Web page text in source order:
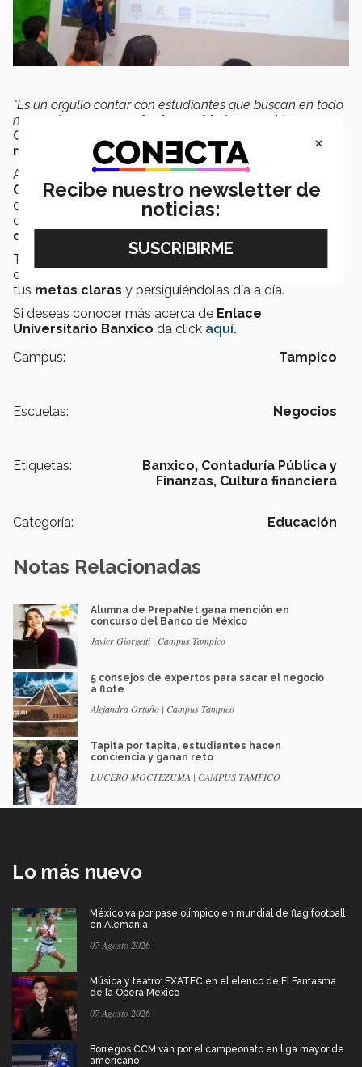
"Es un orgullo contar con estudiantes que buscan en todo
momento ser un
agente de cambio. " , comentó para
CONECTA
negocios.
Al inicio la frustración fue lo que más afectó a
Guadalupe,pero a pesar de ello siguió hasta
convertirse en una participante destacada e incluso
colaborar para un artículo de la revista
de Banxico.
Tú también puedes ser un factor de cambio
comunidad con acciones como estas, manteniendo
tus metas claras y persiguiéndolas día a día.
Si deseas conocer más acerca de Enlace
Universitario Banxico da click aquí.
Campus:
Tampico
Escuelas: Negocios
Etiquetas: Banxico, Contaduría Pública y
Finanzas, Cultura financiera
Categoría: Educación
Notas Relacionadas
Alumna de PrepaNet gana mención en
concurso del Banco de México
Javier Giorgetti | Campus Tampico
5 consejos de expertos para sacar el negocio
a flote
Alejandra Ortuño | Campus Tampico
Tapita por tapita, estudiantes hacen
conciencia y ganan reto
LUCERO MOCTEZUMA | CAMPUS TAMPICO
Lo más nuevo
México va por pase olímpico en mundial de flag football
en Alemania
07 Agosto 2026
Música y teatro: EXATEC en el elenco de El Fantasma
de la Ópera Mexico
07 Agosto 2026
Borregos CCM van por el campeonato en liga mayor de
americano
×
Recibe nuestro newsletter de
noticias: